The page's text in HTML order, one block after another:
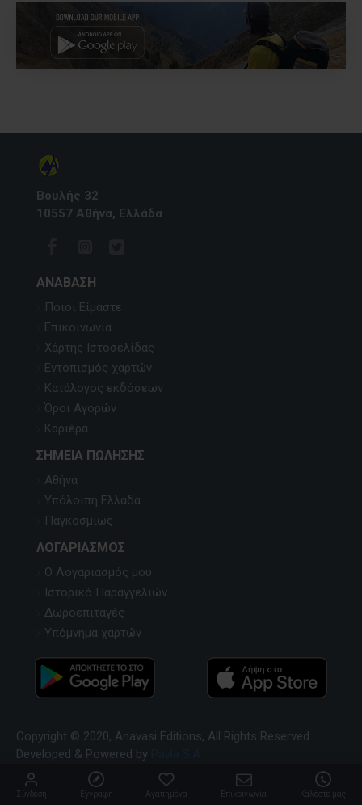
Βουλής 32
10557 Αθήνα, Ελλάδα
ΑΝΆΒΑΣΗ
Ποιοι Είμαστε
Επικοινωνία
Χάρτης Ιστοσελίδας
Εντοπισμός χαρτών
Κατάλογος εκδόσεων
Όροι Αγορών
Καριέρα
ΣΗΜΕΊΑ ΠΏΛΗΣΗΣ
Αθήνα
Υπόλοιπη Ελλάδα
Παγκοσμίως
ΛΟΓΑΡΙΑΣΜΌΣ
Ο Λογαριασμός μου
Ιστορικό Παραγγελιών
Δωροεπιταγές
Υπόμνημα χαρτών
Copyright © 2020, Anavasi Editions, All Rights Reserved.
Developed & Powered by
Σύνδεση Εγγραφή Αγαπημένα Επικοινωνία Καλέστε μας